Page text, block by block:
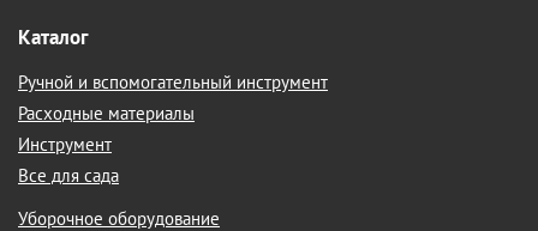
Каталог
Ручной и вспомогательный инструмент
Расходные материалы
Инструмент
Все для сада
Уборочное оборудование